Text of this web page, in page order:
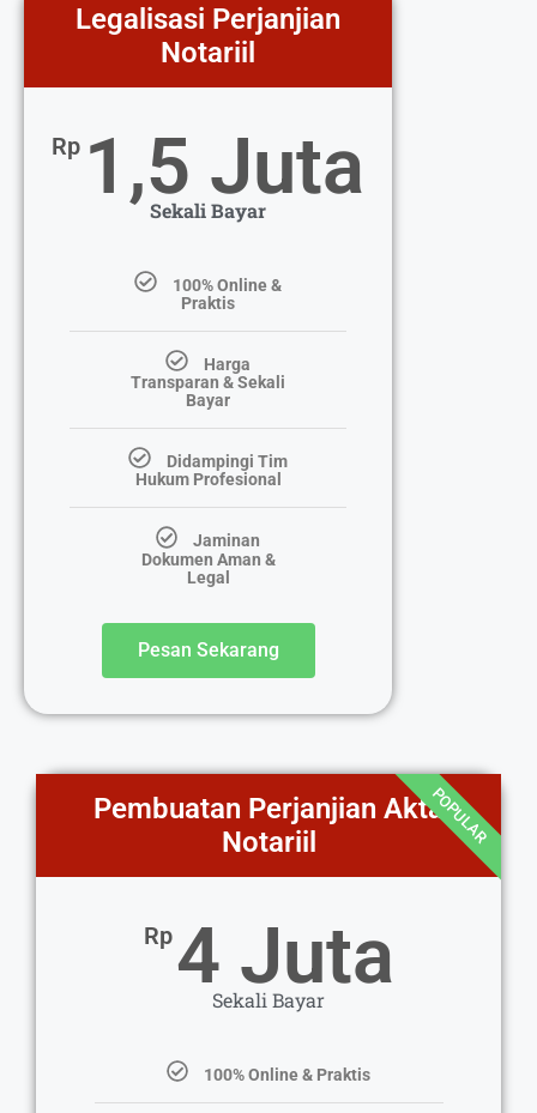
Legalisasi Perjanjian
Notariil
Rp 1,5 Juta
Sekali Bayar
100% Online &
Praktis
Harga
Transparan & Sekali
Bayar
Didampingi Tim
Hukum Profesional
Jaminan
Dokumen Aman &
Legal
Pesan Sekarang
Pembuatan Perjanjian Akta
Notariil
Rp4 Juta
Sekali Bayar
100% Online & Praktis
POPULAR